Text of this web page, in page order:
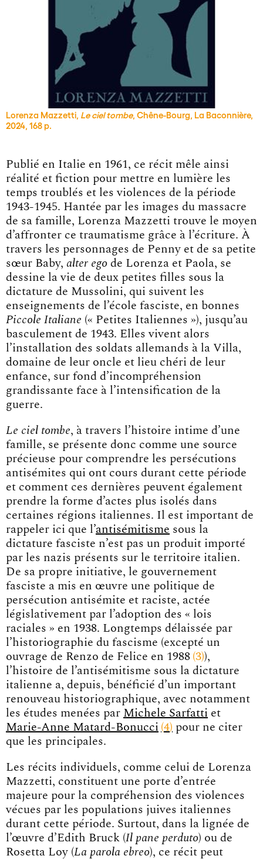
Lorenza Mazzetti, Le ciel tombe, Chêne-Bourg, La Baconnière,
2024, 168 p.
Publié en Italie en 1961, ce récit mêle ainsi
réalité et fiction pour mettre en lumière les
temps troublés et les violences de la période
1943-1945. Hantée par les images du massacre
de sa famille, Lorenza Mazzetti trouve le moyen
d’affronter ce traumatisme grâce à l’écriture. À
travers les personnages de Penny et de sa petite
sœur Baby, alter ego de Lorenza et Paola, se
dessine la vie de deux petites filles sous la
dictature de Mussolini, qui suivent les
enseignements de l’école fasciste, en bonnes
Piccole Italiane (« Petites Italiennes »), jusqu’au
basculement de 1943. Elles vivent alors
l’installation des soldats allemands à la Villa,
domaine de leur oncle et lieu chéri de leur
enfance, sur fond d’incompréhension
grandissante face à l’intensification de la
guerre.
Le ciel tombe, à travers l’histoire intime d’une
famille, se présente donc comme une source
précieuse pour comprendre les persécutions
antisémites qui ont cours durant cette période
et comment ces dernières peuvent également
prendre la forme d’actes plus isolés dans
certaines régions italiennes. Il est important de
rappeler ici que l’antisémitisme sous la
dictature fasciste n’est pas un produit importé
par les nazis présents sur le territoire italien.
De sa propre initiative, le gouvernement
fasciste a mis en œuvre une politique de
persécution antisémite et raciste, actée
législativement par l’adoption des « lois
raciales » en 1938. Longtemps délaissée par
l’historiographie du fascisme (excepté un
ouvrage de Renzo de Felice en 1988 3 ),
l’histoire de l’antisémitisme sous la dictature
italienne a, depuis, bénéficié d’un important
renouveau historiographique, avec notamment
les études menées par Michele Sarfatti et
Marie-Anne Matard-Bonucci 4 pour ne citer
que les principales.
Les récits individuels, comme celui de Lorenza
Mazzetti, constituent une porte d’entrée
majeure pour la compréhension des violences
vécues par les populations juives italiennes
durant cette période. Surtout, dans la lignée de
l’œuvre d’Edith Bruck (Il pane perduto) ou de
Rosetta Loy (La parola ebreo), ce récit peut